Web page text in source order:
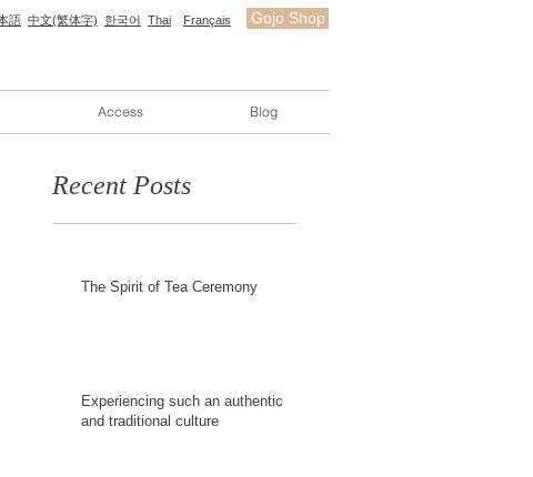
語 中文(繁体字) 한국어 Thai Français Gojo Shop
Access Blog
Recent Posts
The Spirit of Tea Ceremony
Experiencing such an authentic
and traditional culture